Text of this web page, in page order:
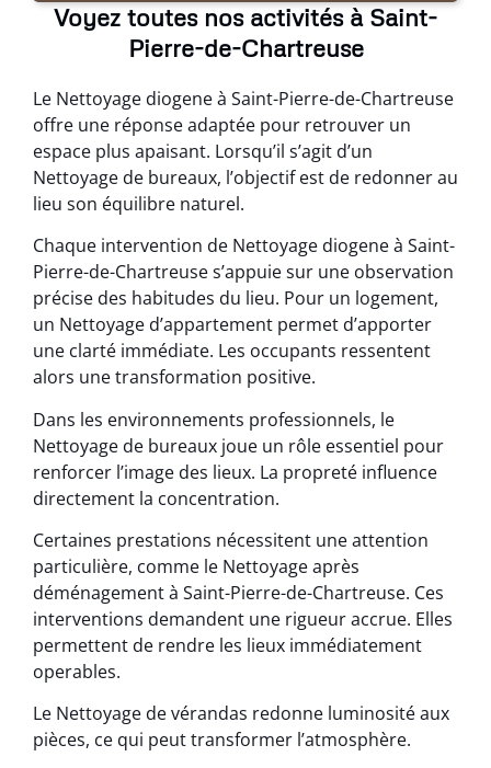
Voyez toutes nos activités à Saint-
Pierre-de-Chartreuse
Le Nettoyage diogene à Saint-Pierre-de-Chartreuse
offre une réponse adaptée pour retrouver un
espace plus apaisant. Lorsqu’il s’agit d’un
Nettoyage de bureaux, l’objectif est de redonner au
lieu son équilibre naturel.
Chaque intervention de Nettoyage diogene à Saint-
Pierre-de-Chartreuse s’appuie sur une observation
précise des habitudes du lieu. Pour un logement,
un Nettoyage d’appartement permet d’apporter
une clarté immédiate. Les occupants ressentent
alors une transformation positive.
Dans les environnements professionnels, le
Nettoyage de bureaux joue un rôle essentiel pour
renforcer l’image des lieux. La propreté influence
directement la concentration.
Certaines prestations nécessitent une attention
particulière, comme le Nettoyage après
déménagement à Saint-Pierre-de-Chartreuse. Ces
interventions demandent une rigueur accrue. Elles
permettent de rendre les lieux immédiatement
operables.
Le Nettoyage de vérandas redonne luminosité aux
pièces, ce qui peut transformer l’atmosphère.